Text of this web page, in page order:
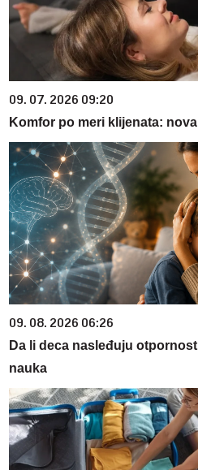
09. 07. 2026 09:20
Komfor po meri klijenata:
09. 08. 2026 06:26
Da li deca nasleđuju
nauka